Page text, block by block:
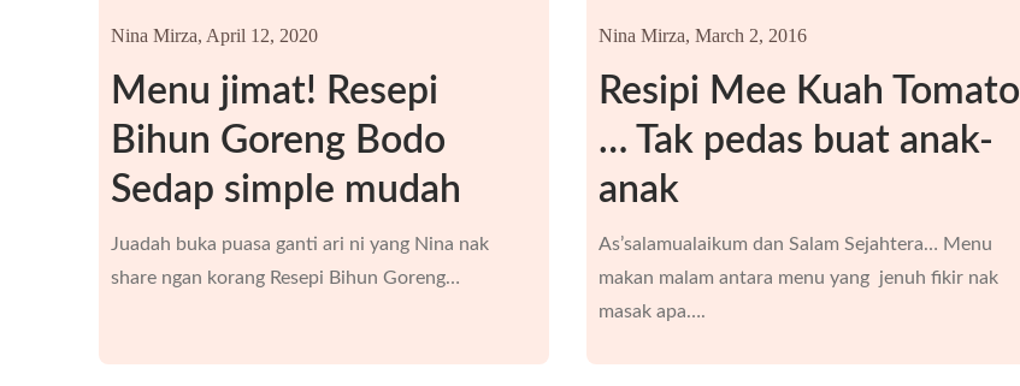
Menu jimat! Resepi
Bihun Goreng Bodo
Sedap simple mudah
Nina Mirza, April 12, 2020
Juadah buka puasa ganti ari ni yang Nina nak
share ngan korang Resepi Bihun Goreng…
Resipi Mee Kuah Tomato
… Tak pedas buat anak-
anak
Nina Mirza, March 2, 2016
As’salamualaikum dan Salam Sejahtera… Menu
makan malam antara menu yang jenuh fikir nak
masak apa….